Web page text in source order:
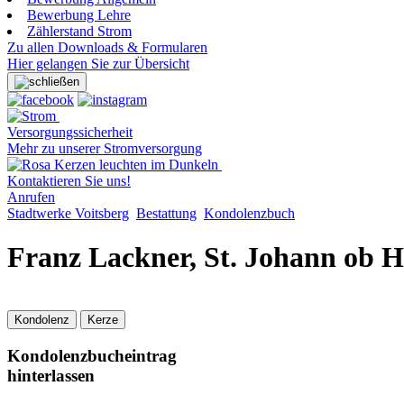
Bewerbung Lehre
Zählerstand Strom
Zu allen Downloads & Formularen
Hier gelangen Sie zur Übersicht
Versorgungssicherheit
Mehr zu unserer Stromversorgung
Kontaktieren Sie uns!
Anrufen
Stadtwerke Voitsberg Bestattung Kondolenzbuch
Franz Lackner, St. Johann ob
Kondolenz Kerze
Kondolenzbucheintrag
hinterlassen